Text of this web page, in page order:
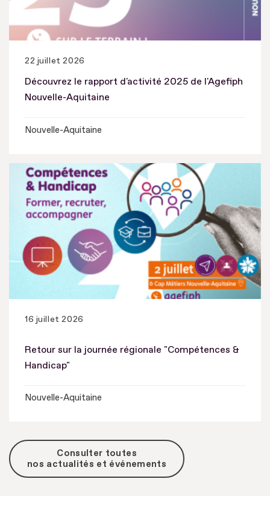
22 juillet 2026
Découvrez le rapport d'activité 2025 de l'Agefiph
Nouvelle-Aquitaine
Nouvelle-Aquitaine
16 juillet 2026
Retour sur la journée régionale "Compétences &
Handicap"
Nouvelle-Aquitaine
Consulter toutes
nos actualités et événements